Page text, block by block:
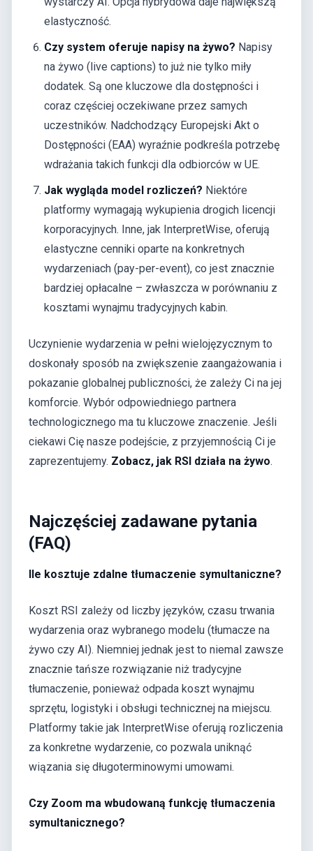
elastyczność.
Czy system oferuje napisy na żywo? Napisy
na żywo (live captions) to już nie tylko miły
dodatek. Są one kluczowe dla dostępności i
coraz częściej oczekiwane przez samych
uczestników. Nadchodzący Europejski Akt o
Dostępności (EAA) wyraźnie podkreśla potrzebę
wdrażania takich funkcji dla odbiorców w UE.
Jak wygląda model rozliczeń? Niektóre
platformy wymagają wykupienia drogich licencji
korporacyjnych. Inne, jak InterpretWise, oferują
elastyczne cenniki oparte na konkretnych
wydarzeniach (pay-per-event), co jest znacznie
bardziej opłacalne – zwłaszcza w porównaniu z
kosztami wynajmu tradycyjnych kabin.
Uczynienie wydarzenia w pełni wielojęzycznym to
doskonały sposób na zwiększenie zaangażowania i
pokazanie globalnej publiczności, że zależy Ci na jej
komforcie. Wybór odpowiedniego partnera
technologicznego ma tu kluczowe znaczenie. Jeśli
ciekawi Cię nasze podejście, z przyjemnością Ci je
zaprezentujemy. Zobacz, jak RSI działa na żywo.
Najczęściej zadawane pytania
(FAQ)
Ile kosztuje zdalne tłumaczenie symultaniczne?
Koszt RSI zależy od liczby języków, czasu trwania
wydarzenia oraz wybranego modelu (tłumacze na
żywo czy AI). Niemniej jednak jest to niemal zawsze
znacznie tańsze rozwiązanie niż tradycyjne
tłumaczenie, ponieważ odpada koszt wynajmu
sprzętu, logistyki i obsługi technicznej na miejscu.
Platformy takie jak InterpretWise oferują rozliczenia
za konkretne wydarzenie, co pozwala uniknąć
wiązania się długoterminowymi umowami.
Czy Zoom ma wbudowaną funkcję tłumaczenia
symultanicznego?